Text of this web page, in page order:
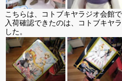
こちらは、コトブキヤラジオ会館
入荷確認できたのは、コトブキヤ
した。